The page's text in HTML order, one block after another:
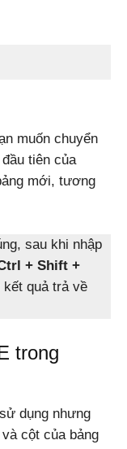
muốn chuyển
tiên của
mới, tương
sau khi nhập
+ Shift +
kết quả trả về
trong
dụng nhưng
cột của bảng